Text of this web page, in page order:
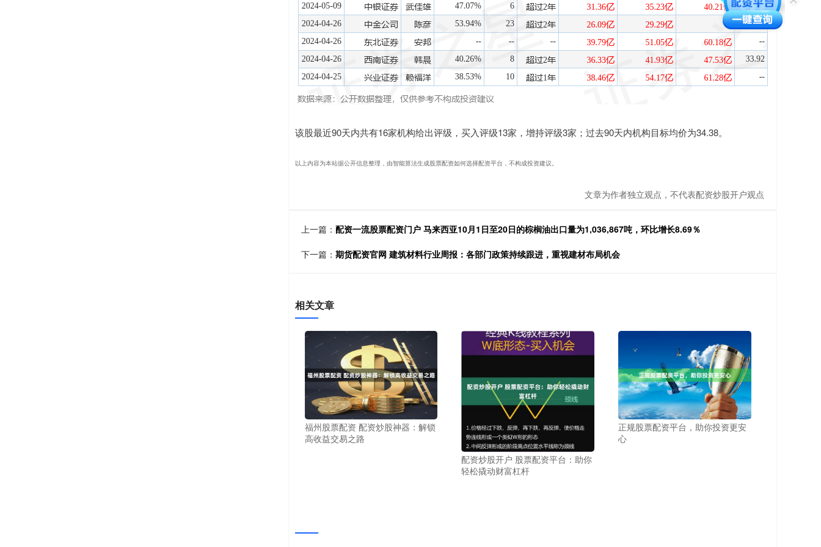
该股最近90天内共有16家机构给出评级，买入评级13家，增持评级3家；过去90天内机构目标均价为34.38。
以上内容为本站据公开信息整理，由智能算法生成股票配资如何选择配资平台，不构成投资建议。
文章为作者独立观点，不代表配资炒股开户观点
上一篇： 配资一流股票配资门户 马来西亚10月1日至20日的棕榈油出口量为1,036,867吨，环比增长8.69％
下一篇： 期货配资官网 建筑材料行业周报：各部门政策持续跟进，重视建材布局机会
相关文章
福州股票配资 配资炒股神器：解锁
高收益交易之路
配资炒股开户 股票配资平台：助你
轻松撬动财富杠杆
正规股票配资平台，助你投资更安
心